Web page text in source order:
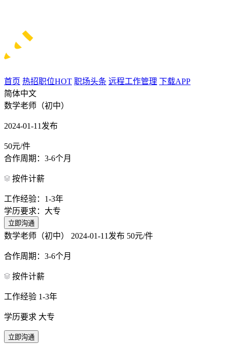
首页 热招职位HOT 职场头条 远程工作管理 下载APP
简体中文
数学老师（初中）
2024-01-11发布
50元/件
合作周期：3-6个月
按件计薪
工作经验：1-3年
学历要求：大专
立即沟通
数学老师（初中） 2024-01-11发布 50元/件
合作周期：3-6个月
按件计薪
工作经验 1-3年
学历要求 大专
立即沟通